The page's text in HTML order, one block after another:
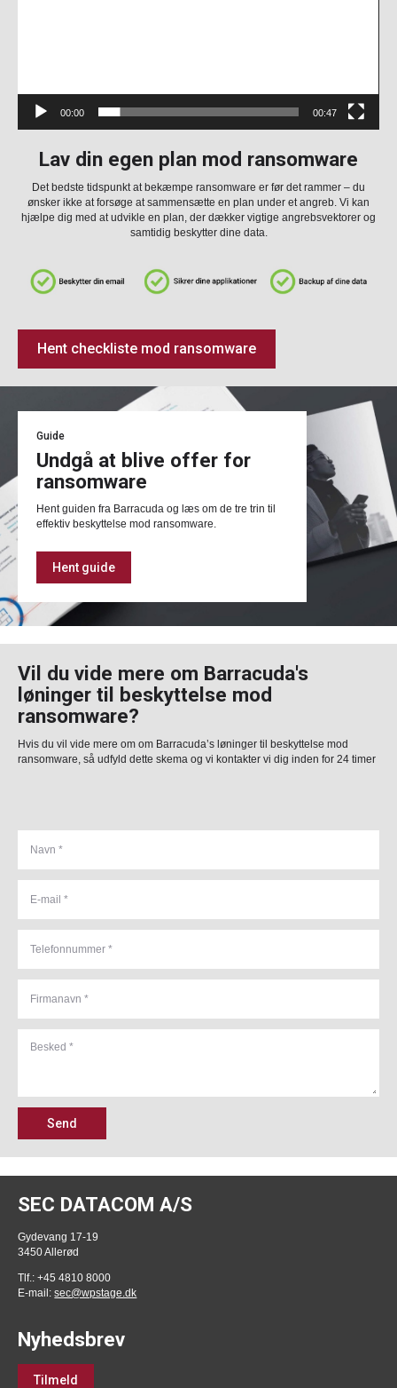
00:00 00:47
Lav din egen plan mod ransomware
Det bedste tidspunkt at bekæmpe ransomware er før det rammer – du
ønsker ikke at forsøge at sammensætte en plan under et angreb. Vi kan
hjælpe dig med at udvikle en plan, der dækker vigtige angrebsvektorer og
samtidig beskytter dine data.
Hent checkliste mod ransomware
Guide
Undgå at blive offer for
ransomware
Hent guiden fra Barracuda og læs om de tre trin til
effektiv beskyttelse mod ransomware.
Hent guide
Vil du vide mere om Barracuda's
løninger til beskyttelse mod
ransomware?
Hvis du vil vide mere om om Barracuda’s løninger til beskyttelse mod
ransomware, så udfyld dette skema og vi kontakter vi dig inden for 24 timer
Send
SEC DATACOM A/S
Gydevang 17-19
3450 Allerød
Tlf.: +45 4810 8000
E-mail:sec@wpstage.dk
Nyhedsbrev
Tilmeld